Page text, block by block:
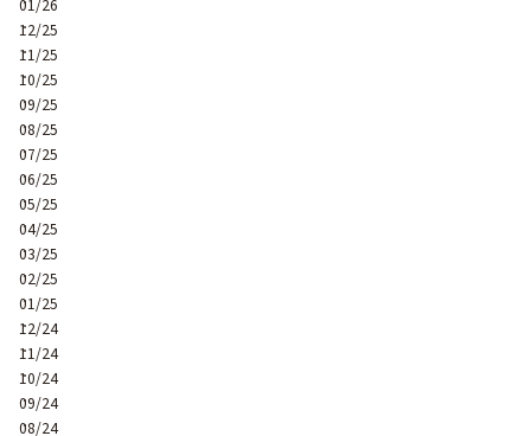
01/26
12/25
11/25
10/25
09/25
08/25
07/25
06/25
05/25
04/25
03/25
02/25
01/25
12/24
11/24
10/24
09/24
08/24